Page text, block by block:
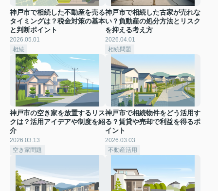
神戸市で相続した不動産を売る
タイミングは？税金対策の基本
と判断ポイント
2026.05.01
相続
神戸市で相続した古家が売れな
い？負動産の処分方法とリスク
を抑える考え方
2026.04.01
相続問題
神戸市の空き家を放置するリス
クは？活用アイデアや制度を紹
介
2026.03.13
空き家問題
神戸市で相続物件をどう活用す
る？賃貸や売却で利益を得るポ
イント
2026.03.03
不動産活用